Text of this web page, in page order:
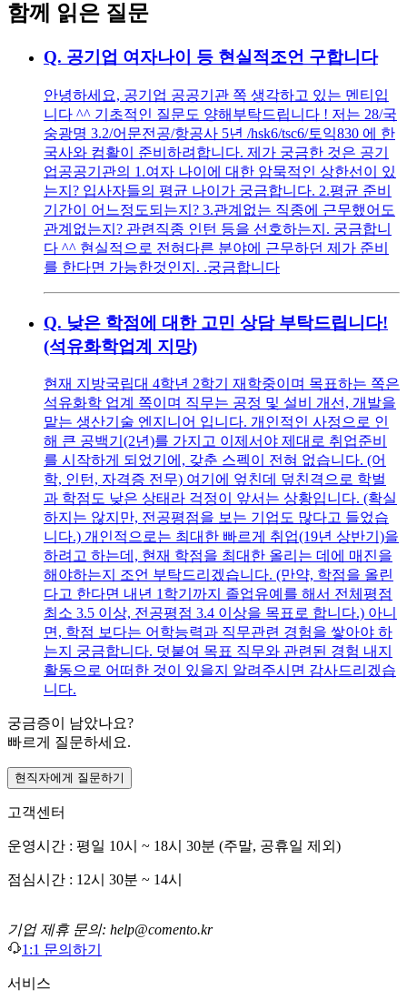
함께 읽은 질문
Q. 공기업 여자나이 등 현실적조언 구합니다
안녕하세요, 공기업 공공기관 쪽 생각하고 있는 멘티입
니다 ^^ 기초적인 질문도 양해부탁드립니다 ! 저는 28/국
숭광명 3.2/어문전공/항공사 5년 /hsk6/tsc6/토익830 에 한
국사와 컴활이 준비하려합니다. 제가 궁금한 것은 공기
업공공기관의 1.여자 나이에 대한 암묵적인 상한선이 있
는지? 입사자들의 평균 나이가 궁금합니다. 2.평균 준비
기간이 어느정도되는지? 3.관계없는 직종에 근무했어도
관계없는지? 관련직종 인턴 등을 선호하는지. 궁금합니
다 ^^ 현실적으로 전혀다른 분야에 근무하던 제가 준비
를 한다면 가능한것인지. .궁금합니다
Q. 낮은 학점에 대한 고민 상담 부탁드립니다!
(석유화학업계 지망)
현재 지방국립대 4학년 2학기 재학중이며 목표하는 쪽은
석유화학 업계 쪽이며 직무는 공정 및 설비 개선, 개발을
맡는 생산기술 엔지니어 입니다. 개인적인 사정으로 인
해 큰 공백기(2년)를 가지고 이제서야 제대로 취업준비
를 시작하게 되었기에, 갖춘 스펙이 전혀 없습니다. (어
학, 인턴, 자격증 전무) 여기에 엎친데 덮친격으로 학벌
과 학점도 낮은 상태라 걱정이 앞서는 상황입니다. (확실
하지는 않지만, 전공평점을 보는 기업도 많다고 들었습
니다.) 개인적으로는 최대한 빠르게 취업(19년 상반기)을
하려고 하는데, 현재 학점을 최대한 올리는 데에 매진을
해야하는지 조언 부탁드리겠습니다. (만약, 학점을 올린
다고 한다면 내년 1학기까지 졸업유예를 해서 전체평점
최소 3.5 이상, 전공평점 3.4 이상을 목표로 합니다.) 아니
면, 학점 보다는 어학능력과 직무관련 경험을 쌓아야 하
는지 궁금합니다. 덧붙여 목표 직무와 관련된 경험 내지
활동으로 어떠한 것이 있을지 알려주시면 감사드리겠습
니다.
궁금증이 남았나요?
빠르게 질문하세요.
현직자에게 질문하기
고객센터
운영시간 : 평일 10시 ~ 18시 30분 (주말, 공휴일 제외)
점심시간 : 12시 30분 ~ 14시
기업 제휴 문의: help@comento.kr
1:1 문의하기
서비스